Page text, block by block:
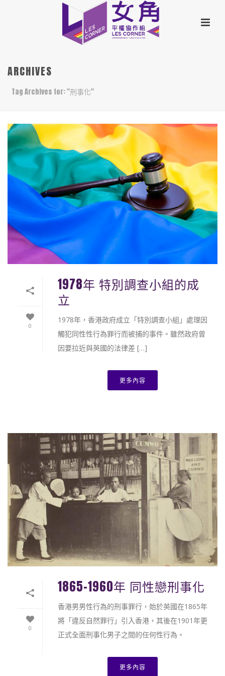
ARCHIVES
Tag Archives for: "刑事化"
0
1978年 特別調查小組的成
立
1978年，香港政府成立「特別調查小組」處理因
觸犯同性性行為罪行而被捕的事件。雖然政府曾
因要拉近與英國的法律差 […]
更多內容
0
1865-1960年 同性戀刑事化
香港男男性行為的刑事罪行，始於英國在1865年
將「違反自然罪行」引入香港，其後在1901年更
正式全面刑事化男子之間的任何性行為。
更多內容